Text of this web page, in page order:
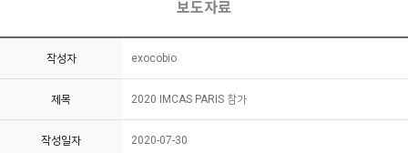
보도자료
작성자 exocobio
제목 2020 IMCAS PARIS 참가
작성일자 2020-07-30